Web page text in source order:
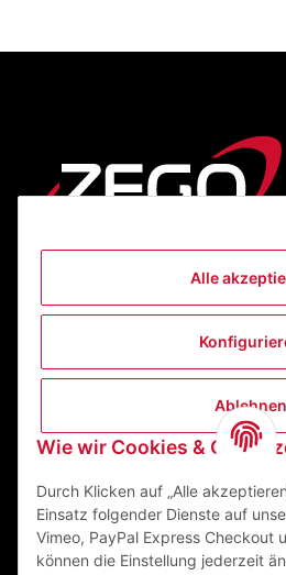
Alle
Ablehnen
Wie wir Cookies & Co
Durch Klicken auf „Alle
Einsatz folgender Dienste auf
Vimeo, PayPal Express Checkout
können die Einstellung jederzeit
Informationen
ZEGO Textilveredelungszentrum
63741 Aschaffenburg Deutschland
Mail:info@zego-tvz.de
Tel.:06021 59092-0